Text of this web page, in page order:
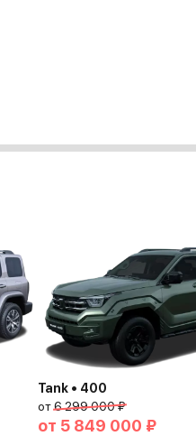
Tank • 400
от6 299 000 ₽
от 5 849 000 ₽